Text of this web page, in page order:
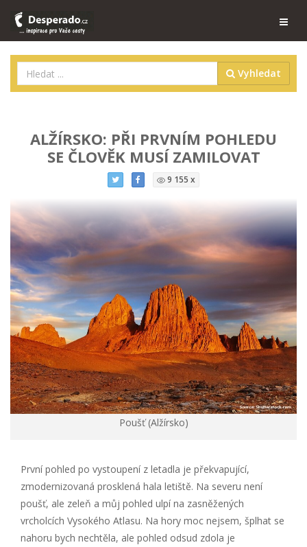
Vyhledat
ALŽÍRSKO: PŘI PRVNÍM POHLEDU
SE ČLOVĚK MUSÍ ZAMILOVAT
9 155 x
Poušť (Alžírsko)
První pohled po vystoupení z letadla je překvapující,
zmodernizovaná prosklená hala letiště. Na severu není
poušť, ale zeleň a můj pohled ulpí na zasněžených
vrcholcích Vysokého Atlasu. Na hory moc nejsem, šplhat se
nahoru bych nechtěla, ale pohled odsud zdola je